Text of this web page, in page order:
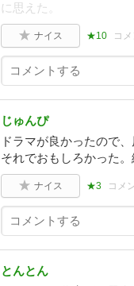
に思えた。
ナイス ★10 コ
じゅんぴ
ドラマが良かったので
それでおもしろかった
ナイス ★3 コメ
とんとん